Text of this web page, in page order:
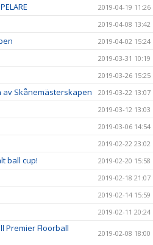
2019-04-19 11:26
2019-04-08 13:42
2019-04-02 15:24
2019-03-31 10:19
2019-03-26 15:25
Skånemästerskapen 2019-03-22 13:07
2019-03-12 13:03
2019-03-06 14:54
2019-02-22 23:02
ball cup! 2019-02-20 15:58
2019-02-18 21:07
2019-02-14 15:59
2019-02-11 20:24
Premier Floorball
2019-02-08 18:00